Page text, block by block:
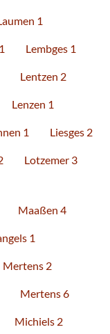
1
Lembges 1
Lentzen 2
Lenzen 1
1 Liesges 2
Lotzemer 3
Maaßen 4
1
Mertens 2
Mertens 6
Michiels 2